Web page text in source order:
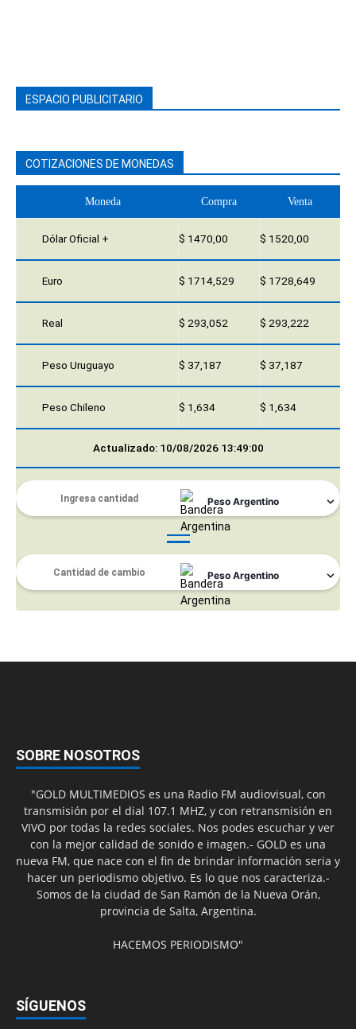
ESPACIO PUBLICITARIO
COTIZACIONES DE MONEDAS
Moneda Compra Venta
Dólar Oficial + $ 1470,00 $ 1520,00
Euro $ 1714,529 $ 1728,649
Real $ 293,052 $ 293,222
Peso Uruguayo $ 37,187 $ 37,187
Peso Chileno $ 1,634 $ 1,634
Actualizado: 10/08/2026 13:49:00
SOBRE NOSOTROS
"GOLD MULTIMEDIOS es una Radio FM audiovisual, con
transmisión por el dial 107.1 MHZ, y con retransmisión en
VIVO por todas la redes sociales. Nos podes escuchar y ver
con la mejor calidad de sonido e imagen.- GOLD es una
nueva FM, que nace con el fin de brindar información seria y
hacer un periodismo objetivo. Es lo que nos caracteriza.-
Somos de la ciudad de San Ramón de la Nueva Orán,
provincia de Salta, Argentina.
HACEMOS PERIODISMO"
SÍGUENOS